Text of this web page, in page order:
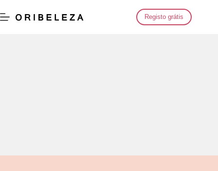
para
o
Registo grátis